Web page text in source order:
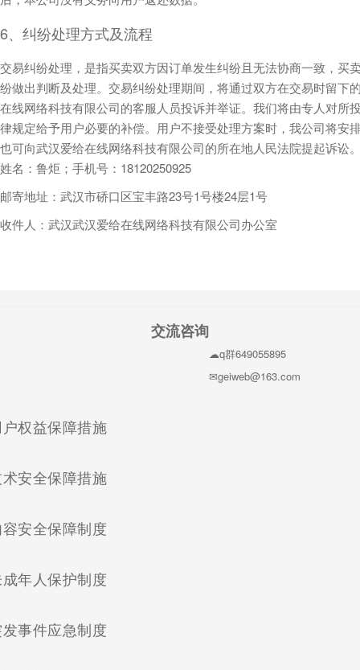
6、纠纷处理方式及流程
交易纠纷处理，是指买卖双方因订单发生纠纷且无法协商一致，买
纷做出判断及处理。交易纠纷处理期间，将通过双方在交易时留
在线网络科技有限公司的客服人员投诉并举证。我们将由专人对
律规定给予用户必要的补偿。用户不接受处理方案时，我公司将
也可向武汉爱给在线网络科技有限公司的所在地人民法院提起诉讼
姓名：鲁炬；手机号：18120250925
邮寄地址：武汉市硚口区宝丰路23号1号楼24层1号
收件人：武汉武汉爱给在线网络科技有限公司办公室
交流咨询
q群649055895
geiweb@163.com
权益保障措施(current)
安全保障措施(current)
安全保障制度
年人保护制度
事件应急制度